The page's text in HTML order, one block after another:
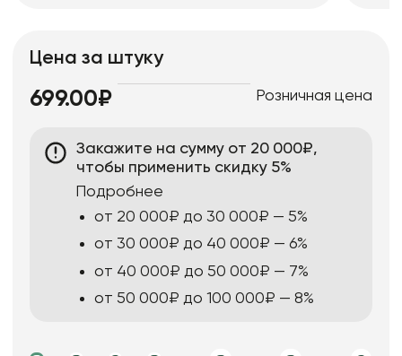
Цена за штуку
699.00₽ Розничная цена
Закажите на сумму от 20 000₽,
чтобы применить скидку 5%
Подробнее
от 20 000₽ до 30 000₽ — 5%
от 30 000₽ до 40 000₽ — 6%
от 40 000₽ до 50 000₽ — 7%
от 50 000₽ до 100 000₽ — 8%